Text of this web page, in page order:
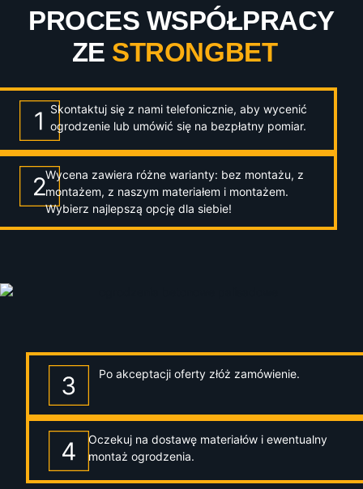
PROCES WSPÓŁPRACY
ZE STRONGBET
Skontaktuj się z nami telefonicznie, aby wycenić
ogrodzenie lub umówić się na bezpłatny pomiar.
Wycena zawiera różne warianty: bez montażu, z
montażem, z naszym materiałem i montażem.
Wybierz najlepszą opcję dla siebie!
Po akceptacji oferty złóż zamówienie.
Oczekuj na dostawę materiałów i ewentualny
montaż ogrodzenia.